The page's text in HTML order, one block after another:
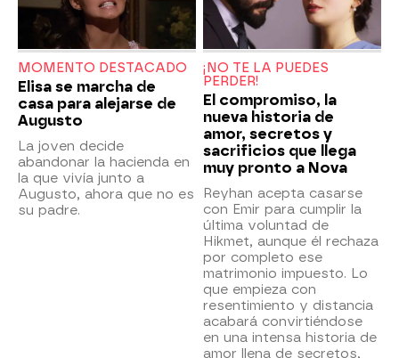
MOMENTO DESTACADO
Elisa se marcha de
casa para alejarse de
Augusto
La joven decide
abandonar la hacienda en
la que vivía junto a
Augusto, ahora que no es
su padre.
¡NO TE LA PUEDES
PERDER!
El compromiso, la
nueva historia de
amor, secretos y
sacrificios que llega
muy pronto a Nova
Reyhan acepta casarse
con Emir para cumplir la
última voluntad de
Hikmet, aunque él rechaza
por completo ese
matrimonio impuesto. Lo
que empieza con
resentimiento y distancia
acabará convirtiéndose
en una intensa historia de
amor llena de secretos,